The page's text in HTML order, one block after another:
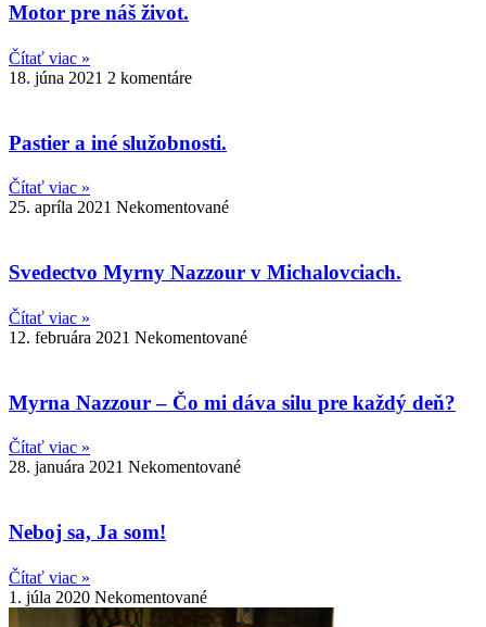
Motor pre náš život.
Čítať viac »
18. júna 2021 2 komentáre
Pastier a iné služobnosti.
Čítať viac »
25. apríla 2021 Nekomentované
Svedectvo Myrny Nazzour v Michalovciach.
Čítať viac »
12. februára 2021 Nekomentované
Myrna Nazzour – Čo mi dáva silu pre každý deň?
Čítať viac »
28. januára 2021 Nekomentované
Neboj sa, Ja som!
Čítať viac »
1. júla 2020 Nekomentované